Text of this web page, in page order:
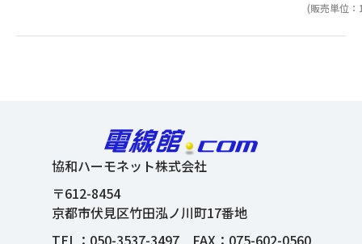
(販売単位：
協和ハーモネット株式会社
〒612-8454
京都市伏見区竹田泓ノ川町17番地
TEL： 050-3537-3497FAX：075-602-0560